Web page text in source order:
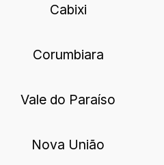
Cabixi
Corumbiara
Vale do Paraíso
Nova União